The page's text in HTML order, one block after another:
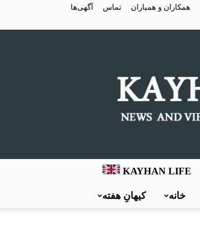
همکاران و همیاران تماس آگهی‌ها
KAYHAN LIFE
کیهانِ هفته خانه